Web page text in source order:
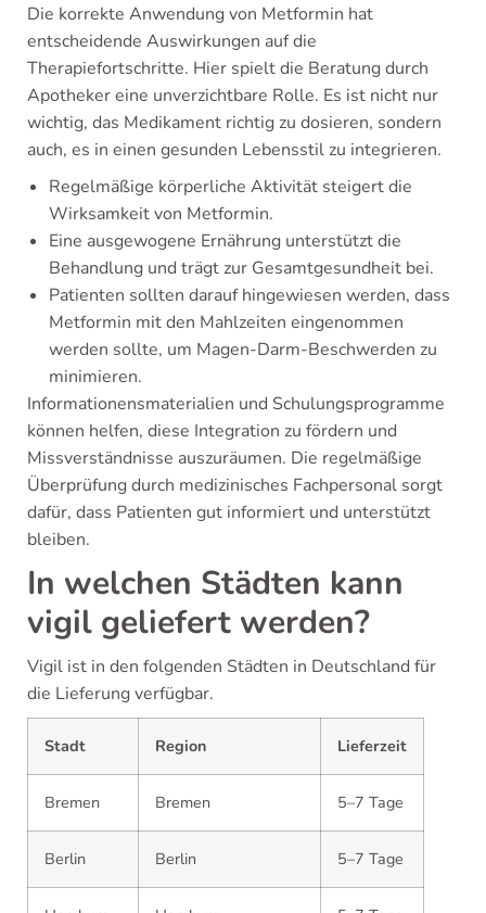
Die korrekte Anwendung von Metformin hat
entscheidende Auswirkungen auf die
Therapiefortschritte. Hier spielt die Beratung durch
Apotheker eine unverzichtbare Rolle. Es ist nicht nur
wichtig, das Medikament richtig zu dosieren, sondern
auch, es in einen gesunden Lebensstil zu integrieren.
Regelmäßige körperliche Aktivität steigert die
Wirksamkeit von Metformin.
Eine ausgewogene Ernährung unterstützt die
Behandlung und trägt zur Gesamtgesundheit bei.
Patienten sollten darauf hingewiesen werden, dass
Metformin mit den Mahlzeiten eingenommen
werden sollte, um Magen-Darm-Beschwerden zu
minimieren.
Informationensmaterialien und Schulungsprogramme
können helfen, diese Integration zu fördern und
Missverständnisse auszuräumen. Die regelmäßige
Überprüfung durch medizinisches Fachpersonal sorgt
dafür, dass Patienten gut informiert und unterstützt
bleiben.
In welchen Städten kann
vigil geliefert werden?
Vigil ist in den folgenden Städten in Deutschland für
die Lieferung verfügbar.
Stadt Region Lieferzeit
Bremen Bremen 5–7 Tage
Berlin Berlin 5–7 Tage